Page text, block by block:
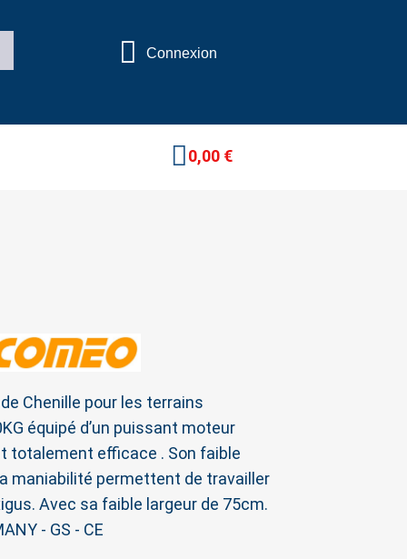
Connexion
0,00 €
Chenille pour les terrains
équipé d’un puissant moteur
totalement efficace . Son faible
maniabilité permettent de travailler
Avec sa faible largeur de 75cm.
- GS - CE